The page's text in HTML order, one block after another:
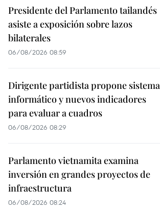
Presidente del Parlamento tailandés
asiste a exposición sobre lazos
bilaterales
06/08/2026 08:59
Dirigente partidista propone sistema
informático y nuevos indicadores
para evaluar a cuadros
06/08/2026 08:29
Parlamento vietnamita examina
inversión en grandes proyectos de
infraestructura
06/08/2026 08:24